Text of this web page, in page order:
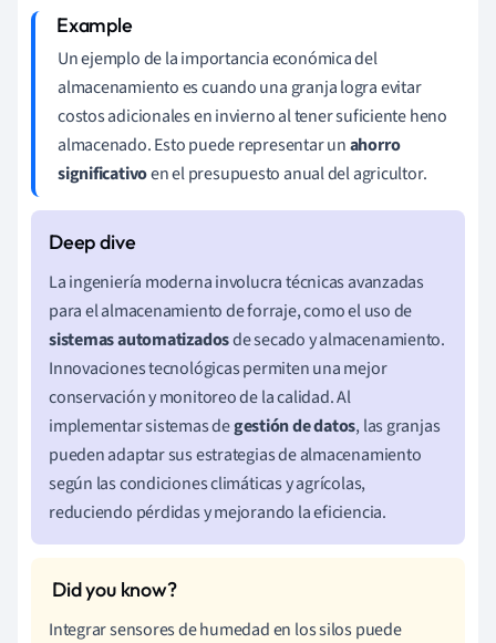
Un ejemplo de la importancia económica del
almacenamiento es cuando una granja logra evitar
costos adicionales en invierno al tener suficiente heno
almacenado. Esto puede representar unahorro
significativoen el presupuesto anual del agricultor.
La ingeniería moderna involucra técnicas avanzadas
para el almacenamiento de forraje, como el uso de
sistemas automatizadosde secado y almacenamiento.
Innovaciones tecnológicas permiten una mejor
conservación y monitoreo de la calidad. Al
implementar sistemas degestión de datos, las granjas
pueden adaptar sus estrategias de almacenamiento
según las condiciones climáticas y agrícolas,
reduciendo pérdidas y mejorando la eficiencia.
Integrar sensores de humedad en los silos puede